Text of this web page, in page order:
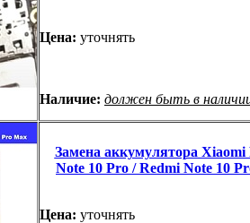
Цена: уточнять
Наличие: должен быть в
Замена аккумулятора Xiaomi
Note 10 Pro / Redmi Note 10
Цена: уточнять